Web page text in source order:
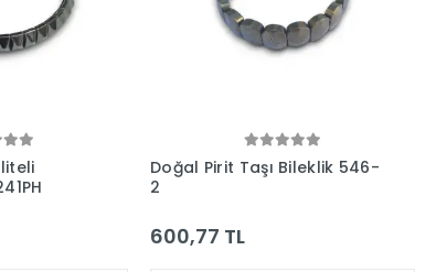
Doğal Pirit Taşı Bileklik 546-
2
600,77 TL